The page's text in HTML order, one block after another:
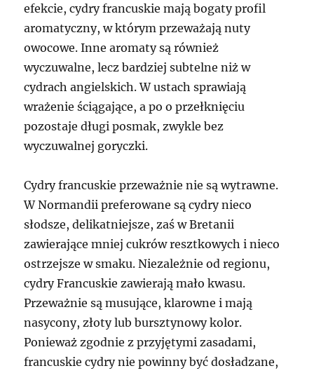
efekcie, cydry francuskie mają bogaty profil
aromatyczny, w którym przeważają nuty
owocowe. Inne aromaty są również
wyczuwalne, lecz bardziej subtelne niż w
cydrach angielskich. W ustach sprawiają
wrażenie ściągające, a po o przełknięciu
pozostaje długi posmak, zwykle bez
wyczuwalnej goryczki.
Cydry francuskie przeważnie nie są wytrawne.
W Normandii preferowane są cydry nieco
słodsze, delikatniejsze, zaś w Bretanii
zawierające mniej cukrów resztkowych i nieco
ostrzejsze w smaku. Niezależnie od regionu,
cydry Francuskie zawierają mało kwasu.
Przeważnie są musujące, klarowne i mają
nasycony, złoty lub bursztynowy kolor.
Ponieważ zgodnie z przyjętymi zasadami,
francuskie cydry nie powinny być dosładzane,